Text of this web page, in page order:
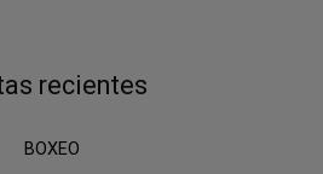
recientes
BOXEO